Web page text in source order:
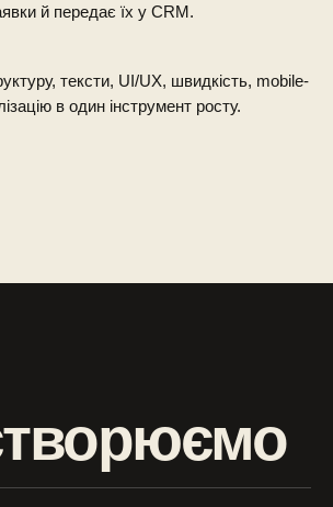
й передає їх у CRM.
тексти, UI/UX, швидкість, mobile-
в один інструмент росту.